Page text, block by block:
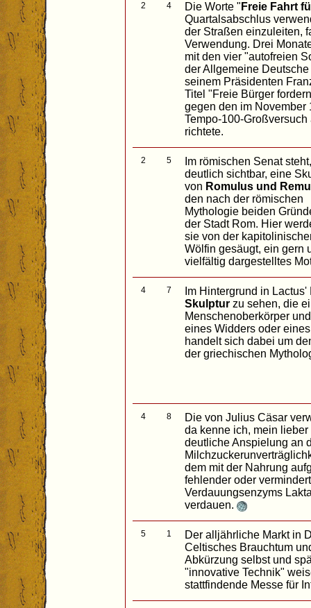
2 4 Die Worte " Freie Fahrt
Quartalsabschlus
der Straßen einzuleiten,
Verwendung. Drei
mit den vier "autofreien
der Allgemeine
seinem Präsidenten
Titel "Freie Bürger
gegen den im November
Tempo-100-
richtete.
2 5
Im römischen Senat steht,
deutlich sichtbar, eine
von Romulus und
den nach der römischen
Mythologie beiden
der Stadt Rom. Hier
sie von der
Wölfin gesäugt, ein gern
vielfältig dargestelltes
4 7
Im Hintergrund in
Skulptur zu sehen, die
Menschenoberkörper
eines Widders oder
handelt sich dabei um
der griechischen
4 8
Die von Julius Cäsar
da kenne ich, mein
deutliche Anspielung an
dem mit der Nahrung
fehlender oder
Verdauungsenzyms
verdauen.
5 1
Der alljährliche Markt in
Celtisches Brauchtum
Abkürzung selbst und
"innovative Technik"
stattfindende Messe für